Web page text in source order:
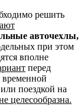
решить
авточехлы,
при этом
вполне
перед
временной
поездкой на
целесообразна.